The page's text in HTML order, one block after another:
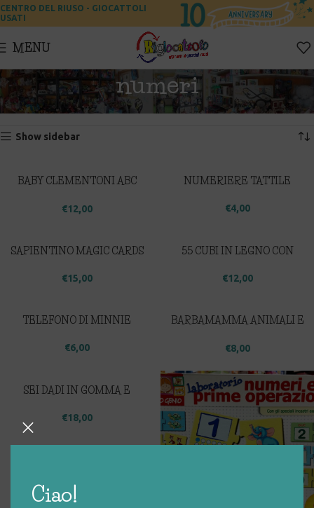
Ciao!
CENTRO DEL RIUSO - GIOCATTOLI
USATI
MENU
numeri
Home Prodotti taggati “numeri” Visualizzazione di 1-12 di 38 risultati
Show sidebar
BABY CLEMENTONI ABC
€12,00
NUMERIERE TATTILE
€4,00
SAPIENTINO MAGIC CARDS
€15,00
55 CUBI IN LEGNO CON
€12,00
TELEFONO DI MINNIE
€6,00
BARBAMAMMA ANIMALI E
€8,00
SEI DADI IN GOMMA E
€18,00